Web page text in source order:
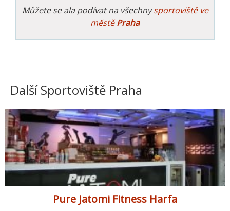
Můžete se ala podívat na všechnysportoviště ve
městěPraha
Další Sportoviště Praha
Pure Jatomi Fitness Harfa